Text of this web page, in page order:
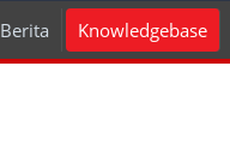
Berita Knowledgebase